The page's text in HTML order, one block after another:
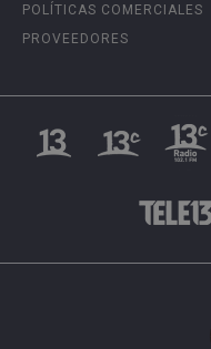
POLÍTICAS COMERCIALES
PROVEEDORES